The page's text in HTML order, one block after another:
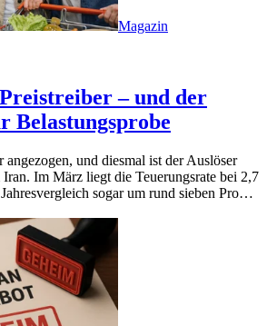
Magazin
– und der
Belastungsprobe
und diesmal ist der Auslöser
Im März liegt die Teuerungsrate bei 2,7
sogar um rund sieben Pro…